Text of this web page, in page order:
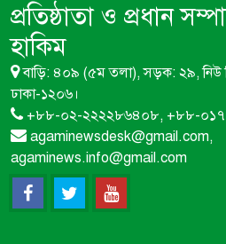
প্রতিষ্ঠাতা ও প্রধান
হাকিম
বাড়ি: ৪০৯ (৫ম তলা), সড়ক: ২৯, নিউ
ঢাকা-১২০৬।
+৮৮-০২-২২২২৮৬৪০৮, +৮৮-
agaminewsdesk@gmail.com,
agaminews.info@gmail.com